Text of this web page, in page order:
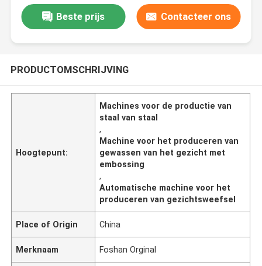
Beste prijs Contacteer ons
PRODUCTOMSCHRIJVING
Hoogtepunt:
Machines voor de productie van
staal van staal
,
Machine voor het produceren van
gewassen van het gezicht met
embossing
,
Automatische machine voor het
produceren van gezichtsweefsel
Place of Origin China
Merknaam Foshan Orginal